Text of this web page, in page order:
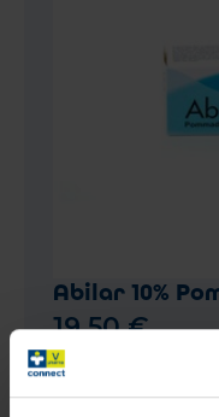
Abilar 10%
19,50€